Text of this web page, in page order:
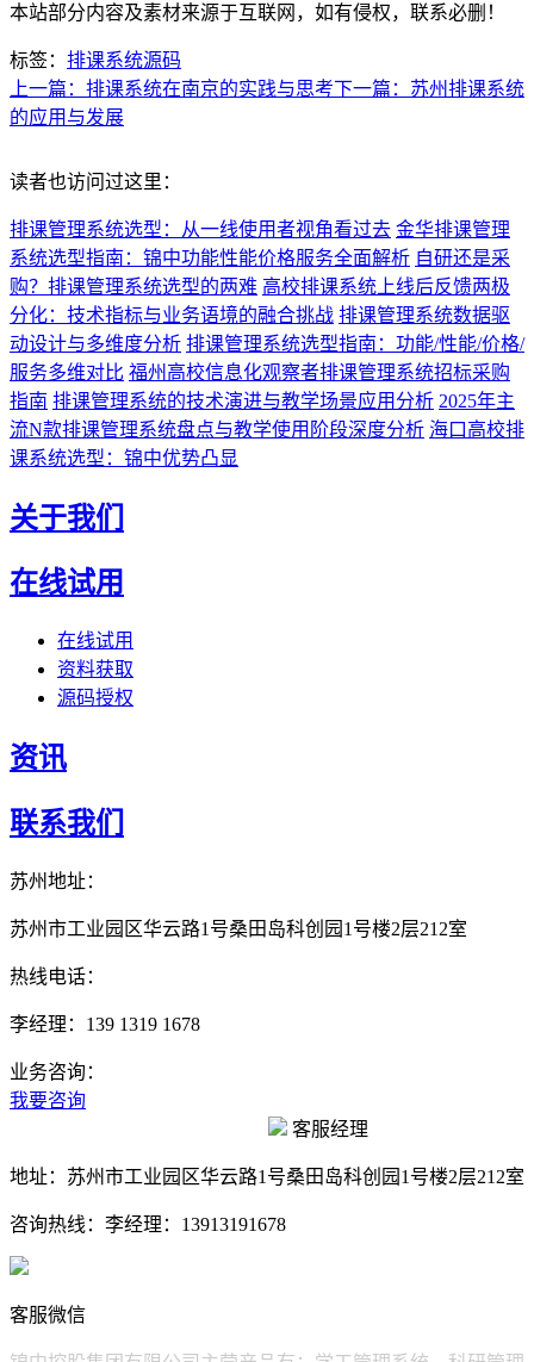
本站部分内容及素材来源于互联网，如有侵权，联系必删！
标签： 排课系统源码
上一篇：排课系统在南京的实践与思考下一篇：苏州排课系统
的应用与发展
读者也访问过这里：
排课管理系统选型：从一线使用者视角看过去 金华排课管理
系统选型指南：锦中功能性能价格服务全面解析 自研还是采
购？排课管理系统选型的两难 高校排课系统上线后反馈两极
分化：技术指标与业务语境的融合挑战 排课管理系统数据驱
动设计与多维度分析 排课管理系统选型指南：功能/性能/价格/
服务多维对比 福州高校信息化观察者排课管理系统招标采购
指南 排课管理系统的技术演进与教学场景应用分析 2025年主
流N款排课管理系统盘点与教学使用阶段深度分析 海口高校排
课系统选型：锦中优势凸显
关于我们
在线试用
在线试用
资料获取
源码授权
资讯
联系我们
苏州地址：
苏州市工业园区华云路1号桑田岛科创园1号楼2层212室
热线电话：
李经理：139 1319 1678
业务咨询：
我要咨询
客服经理
地址： 苏州市工业园区华云路1号桑田岛科创园1号楼2层212室
咨询热线： 李经理：13913191678
客服微信